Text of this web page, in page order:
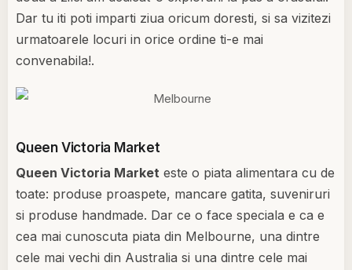
Dar tu iti poti imparti ziua oricum doresti, si sa vizitezi
urmatoarele locuri in orice ordine ti-e mai
convenabila!.
Queen Victoria Market
Queen Victoria Market este o piata alimentara cu de
toate: produse proaspete, mancare gatita, suveniruri
si produse handmade. Dar ce o face speciala e ca e
cea mai cunoscuta piata din Melbourne, una dintre
cele mai vechi din Australia si una dintre cele mai